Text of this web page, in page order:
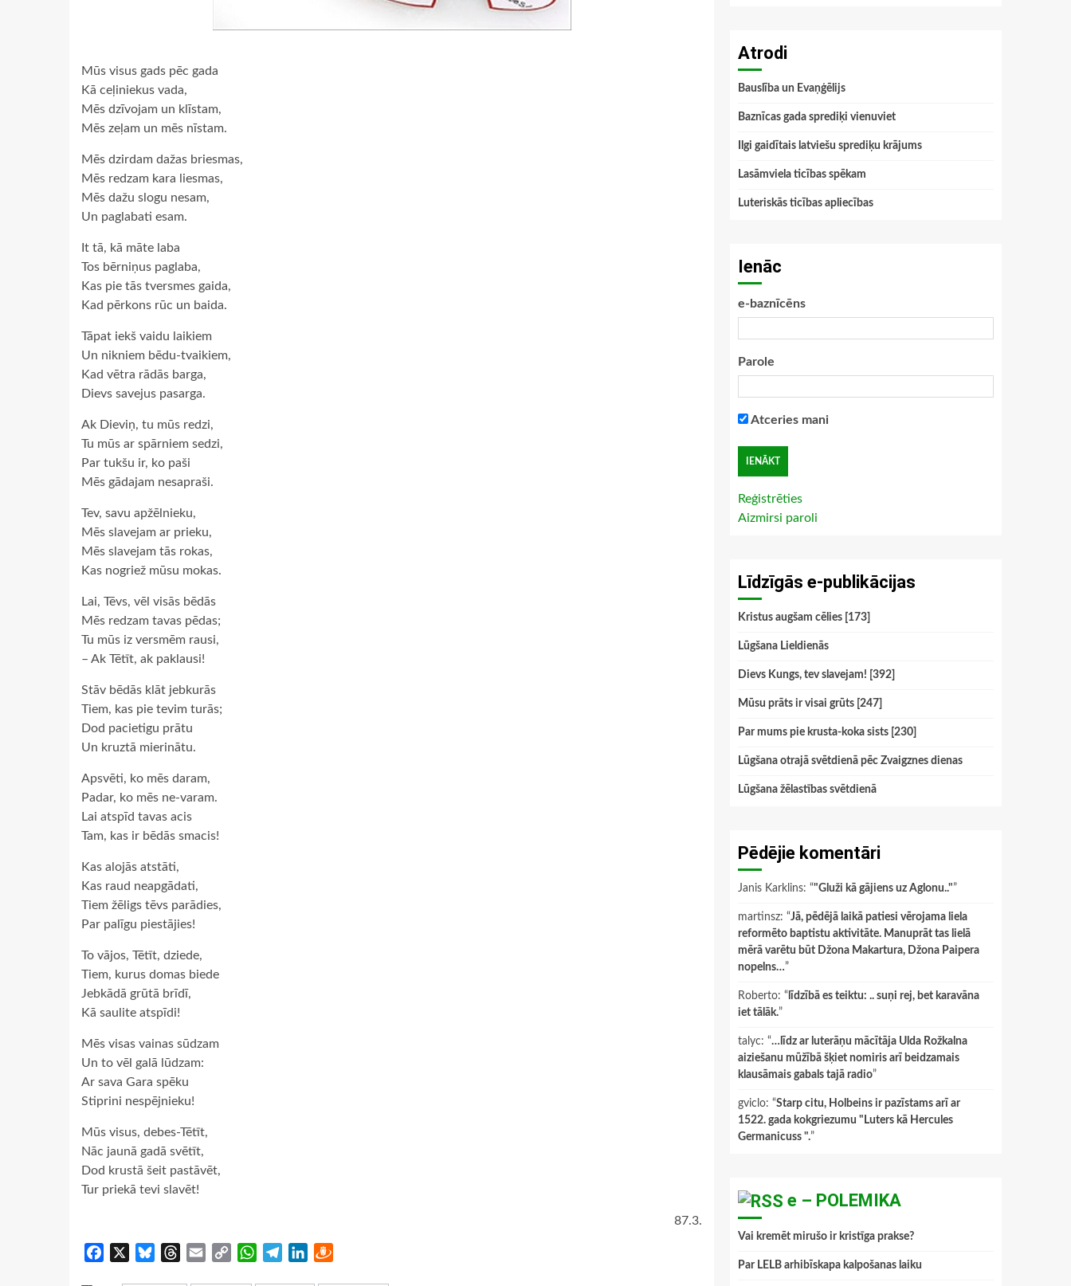
Mūs visus gads pēc gada
Kā ceļiniekus vada,
Mēs dzīvojam un klīstam,
Mēs zeļam un mēs nīstam.
Mēs dzirdam dažas briesmas,
Mēs redzam kara liesmas,
Mēs dažu slogu nesam,
Un paglabati esam.
It tā, kā māte laba
Tos bērniņus paglaba,
Kas pie tās tversmes gaida,
Kad pērkons rūc un baida.
Tāpat iekš vaidu laikiem
Un nikniem bēdu-tvaikiem,
Kad vētra rādās barga,
Dievs savejus pasarga.
Ak Dieviņ, tu mūs redzi,
Tu mūs ar spārniem sedzi,
Par tukšu ir, ko paši
Mēs gādajam nesapraši.
Tev, savu apžēlnieku,
Mēs slavejam ar prieku,
Mēs slavejam tās rokas,
Kas nogriež mūsu mokas.
Lai, Tēvs, vēl visās bēdās
Mēs redzam tavas pēdas;
Tu mūs iz versmēm rausi,
– Ak Tētīt, ak paklausi!
Stāv bēdās klāt jebkurās
Tiem, kas pie tevim turās;
Dod pacietigu prātu
Un kruztā mierinātu.
Apsvēti, ko mēs daram,
Padar, ko mēs ne-varam.
Lai atspīd tavas acis
Tam, kas ir bēdās smacis!
Kas alojās atstāti,
Kas raud neapgādati,
Tiem žēligs tēvs parādies,
Par palīgu piestājies!
To vājos, Tētīt, dziede,
Tiem, kurus domas biede
Jebkādā grūtā brīdī,
Kā saulite atspīdi!
Mēs visas vainas sūdzam
Un to vēl galā lūdzam:
Ar sava Gara spēku
Stiprini nespējnieku!
Mūs visus, debes-Tētīt,
Nāc jaunā gadā svētīt,
Dod krustā šeit pastāvēt,
Tur priekā tevi slavēt!
87.3.
Facebook BlueskyThreads
Email
Copy
WhatsApp
TelegramLinkedIn
Atrodi
Bauslība un Evaņģēlijs
Baznīcas gada sprediķi vienuviet
Ilgi gaidītais latviešu sprediķu krājums
Lasāmviela ticības spēkam
Luteriskās ticības apliecības
Ienāc
e-baznīcēns
Parole
Atceries mani
Reģistrēties
Aizmirsi paroli
Līdzīgās e-publikācijas
Kristus augšam cēlies [173]
Lūgšana Lieldienās
Dievs Kungs, tev slavejam! [392]
Mūsu prāts ir visai grūts [247]
Par mums pie krusta-koka sists [230]
Lūgšana otrajā svētdienā pēc Zvaigznes dienas
Lūgšana žēlastības svētdienā
Pēdējie komentāri
Janis Karklins: “"Gluži kā gājiens uz Aglonu.."”
martinsz: “Jā, pēdējā laikā patiesi vērojama liela
reformēto baptistu aktivitāte. Manuprāt tas lielā
mērā varētu būt Džona Makartura, Džona Paipera
nopelns…”
Roberto: “ līdzībā es teiktu: .. suņi rej, bet karavāna
iet tālāk.”
talyc: “…līdz ar luterāņu mācītāja Ulda Rožkalna
aiziešanu mūžībā šķiet nomiris arī beidzamais
klausāmais gabals tajā radio”
gviclo: “Starp citu, Holbeins ir pazīstams arī ar
1522. gada kokgriezumu "Luters kā Hercules
Germanicuss ".”
e – POLEMIKA
Vai kremēt mirušo ir kristīga prakse?
Par LELB arhibīskapa kalpošanas laiku